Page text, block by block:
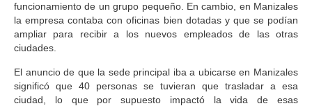
funcionamiento de un grupo pequeño. En cambio, en Manizales
la empresa contaba con oficinas bien dotadasy que se podían
ampliar para recibir a los nuevos empleados de las otras
ciudades.
El anuncio de que la sede principal iba a ubicarse en Manizales
significó que 40 personas se tuvieran que trasladar a esa
ciudad, lo que por supuesto impactó la vida de esas